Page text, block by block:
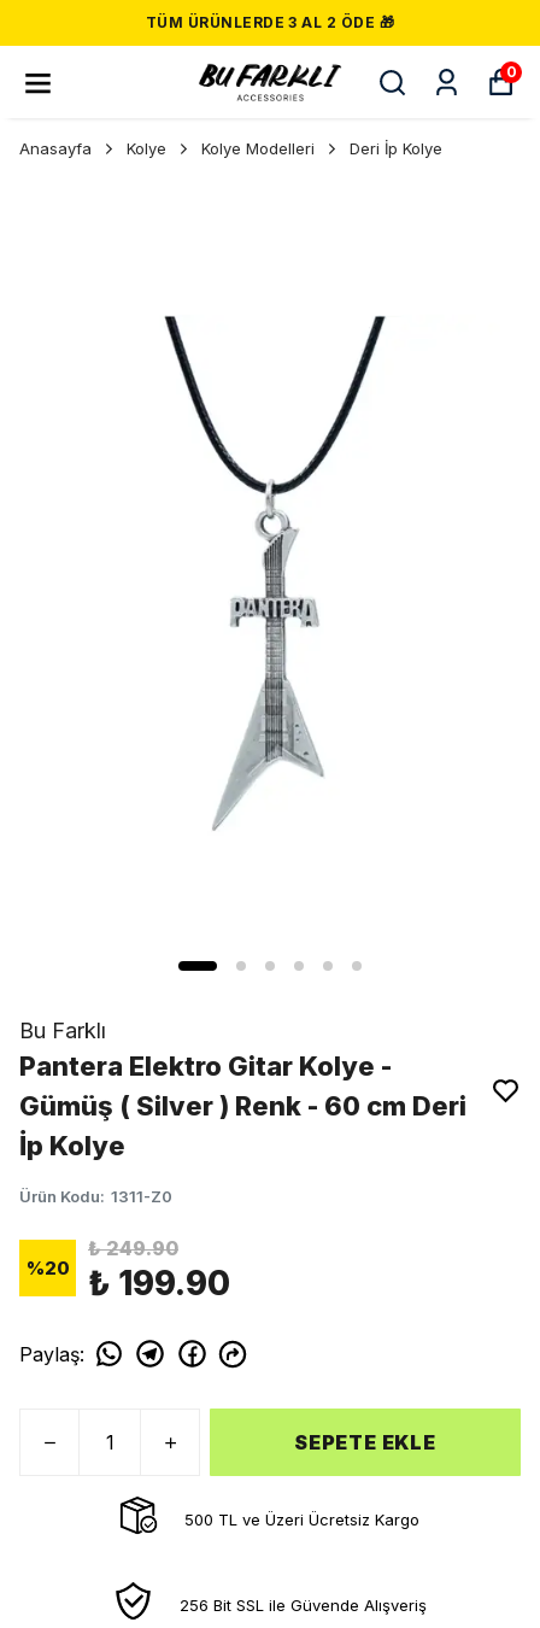
TÜM ÜRÜNLERDE 3 AL 2 ÖDE 🎁
0
Anasayfa Kolye Kolye Modelleri Deri İp Kolye
Bu Farklı
Pantera Elektro Gitar Kolye -
Gümüş ( Silver ) Renk - 60 cm Deri
İp Kolye
Ürün Kodu: 1311-Z0
%20
₺ 249.90
₺ 199.90
Paylaş:
SEPETE EKLE
500 TL ve Üzeri Ücretsiz Kargo
256 Bit SSL ile Güvende Alışveriş